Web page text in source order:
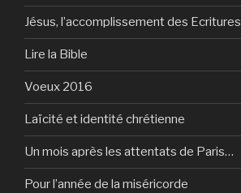
Jésus, l’accomplissement des Ecritures
Lire la Bible
Voeux 2016
Laïcité et identité chrétienne
Un mois après les attentats de Paris…
Pour l’année de la miséricorde